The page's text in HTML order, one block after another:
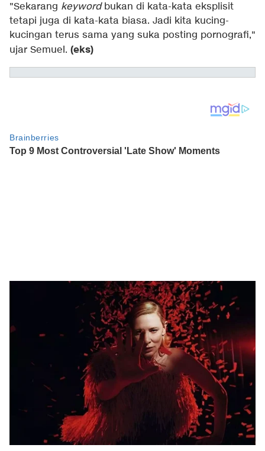
"Sekarang keywordbukan di kata-kata eksplisit
tetapi juga di kata-kata biasa. Jadi kita kucing-
kucingan terus sama yang suka posting pornografi,"
ujar Semuel. (eks)